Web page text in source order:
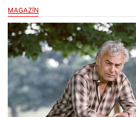
MAGAZÍN